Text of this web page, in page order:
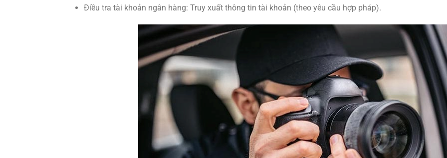
Điều tra tài khoản ngân hàng: Truy xuất thông tin tài khoản (theo yêu cầu hợp pháp).